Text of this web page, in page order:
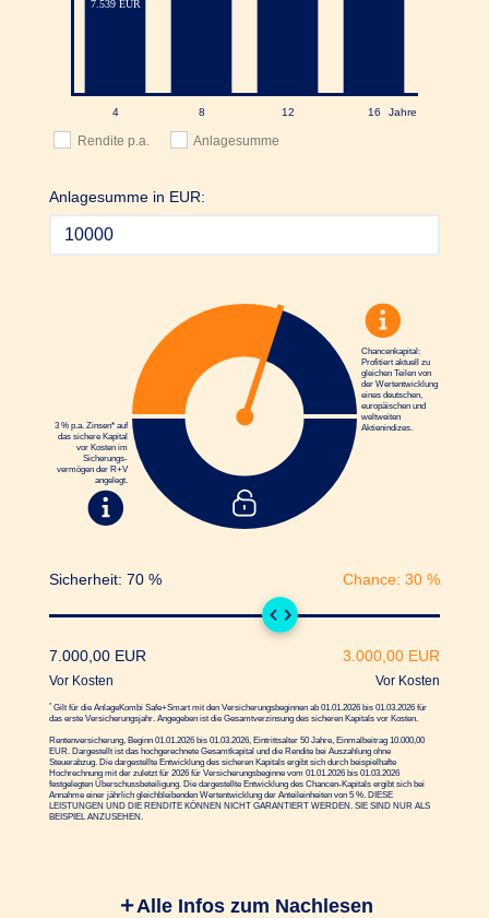
Rendite p.a. Anlagesumme
Anlagesumme in EUR:
3 % p.a. Zinsen* auf
das sichere Kapital
vor Kosten im
Sicherungs­
vermögen der R+V
angelegt.
Chancenkapital:
Profitiert aktuell zu
gleichen Teilen von
der Wertentwicklung
eines deutschen,
europäischen und
weltweiten
Aktienindizes.
Sicherheit: 70 % Chance: 30 %
7.000,00 EUR
Vor Kosten
3.000,00 EUR
Vor Kosten
* Gilt für die AnlageKombi Safe+Smart mit den Versicherungs­beginnen ab 01.01.2026 bis 01.03.2026 für
das erste Versicherungs­jahr. Angegeben ist die Gesamt­verzinsung des sicheren Kapitals vor Kosten.
Rentenversicherung, Beginn 01.01.2026 bis 01.03.2026, Eintrittsalter 50 Jahre, Einmalbeitrag 10.000,00
EUR. Dargestellt ist das hochgerechnete Gesamtkapital und die Rendite bei Auszahlung ohne
Steuerabzug. Die dargestellte Entwicklung des sicheren Kapitals ergibt sich durch beispielhafte
Hochrechnung mit der zuletzt für 2026 für Versicherungsbeginne vom 01.01.2026 bis 01.03.2026
festgelegten Überschussbeteiligung. Die dargestellte Entwicklung des Chancen-Kapitals ergibt sich bei
Annahme einer jährlich gleichbleibenden Wertentwicklung der Anteileinheiten von 5 %. DIESE
LEISTUNGEN UND DIE RENDITE KÖNNEN NICHT GARANTIERT WERDEN. SIE SIND NUR ALS
BEISPIEL ANZUSEHEN.
Alle Infos zum Nachlesen